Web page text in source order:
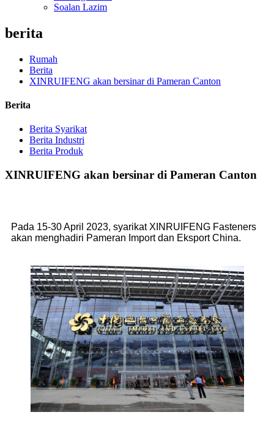
Soalan Lazim
berita
Rumah
Berita
XINRUIFENG akan bersinar di Pameran Canton
Berita
Berita Syarikat
Berita Industri
Berita Produk
XINRUIFENG akan bersinar di Pameran Canton
Pada 15-30 April 2023, syarikat XINRUIFENG Fasteners
akan menghadiri Pameran Import dan Eksport China.